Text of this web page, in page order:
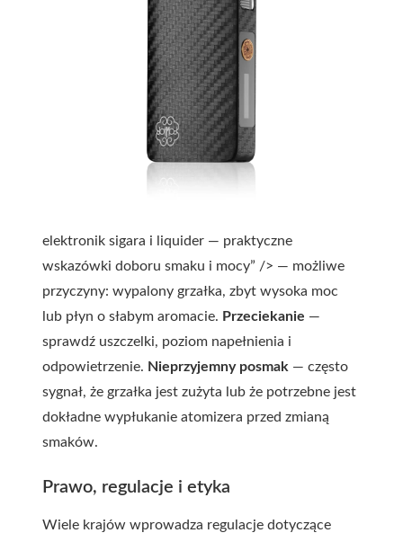
elektronik sigara i liquider — praktyczne
wskazówki doboru smaku i mocy” /> — możliwe
przyczyny: wypalony grzałka, zbyt wysoka moc
lub płyn o słabym aromacie. Przeciekanie —
sprawdź uszczelki, poziom napełnienia i
odpowietrzenie. Nieprzyjemny posmak — często
sygnał, że grzałka jest zużyta lub że potrzebne jest
dokładne wypłukanie atomizera przed zmianą
smaków.
Prawo, regulacje i etyka
Wiele krajów wprowadza regulacje dotyczące